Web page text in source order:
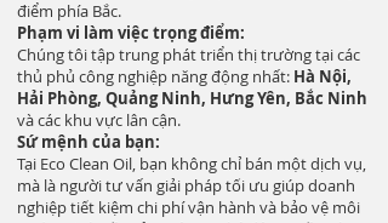
điểm phía Bắc.
Phạm vi làm việc trọng điểm:
Chúng tôi tập trung phát triển thị trường tại các
thủ phủ công nghiệp năng động nhất: Hà Nội,
Hải Phòng, Quảng Ninh, Hưng Yên, Bắc Ninh
và các khu vực lân cận.
Sứ mệnh của bạn:
Tại Eco Clean Oil, bạn không chỉ bán một dịch vụ,
mà là người tư vấn giải pháp tối ưu giúp doanh
nghiệp tiết kiệm chi phí vận hành và bảo vệ môi